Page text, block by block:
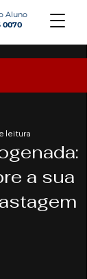
Aluno
0070
a sua
leitura